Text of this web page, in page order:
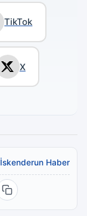
TikTok
X
İskenderun Haber